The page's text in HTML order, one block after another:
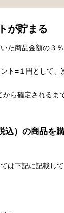
が貯まる
た商品金額の３
ト=１円として
ら確定されるま
込）の商品を
は下記に記載し